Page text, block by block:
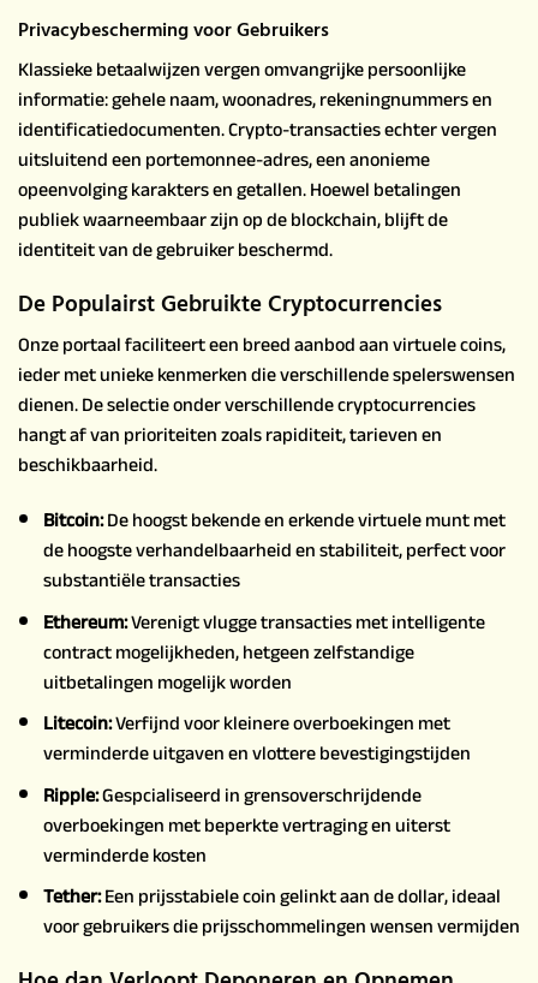
Privacybescherming voor Gebruikers
Klassieke betaalwijzen vergen omvangrijke persoonlijke
informatie: gehele naam, woonadres, rekeningnummers en
identificatiedocumenten. Crypto-transacties echter vergen
uitsluitend een portemonnee-adres, een anonieme
opeenvolging karakters en getallen. Hoewel betalingen
publiek waarneembaar zijn op de blockchain, blijft de
identiteit van de gebruiker beschermd.
De Populairst Gebruikte Cryptocurrencies
Onze portaal faciliteert een breed aanbod aan virtuele coins,
ieder met unieke kenmerken die verschillende spelerswensen
dienen. De selectie onder verschillende cryptocurrencies
hangt af van prioriteiten zoals rapiditeit, tarieven en
beschikbaarheid.
Bitcoin:De hoogst bekende en erkende virtuele munt met
de hoogste verhandelbaarheid en stabiliteit, perfect voor
substantiële transacties
Ethereum:Verenigt vlugge transacties met intelligente
contract mogelijkheden, hetgeen zelfstandige
uitbetalingen mogelijk worden
Litecoin:Verfijnd voor kleinere overboekingen met
verminderde uitgaven en vlottere bevestigingstijden
Ripple:Gespcialiseerd in grensoverschrijdende
overboekingen met beperkte vertraging en uiterst
verminderde kosten
Tether:Een prijsstabiele coin gelinkt aan de dollar, ideaal
voor gebruikers die prijsschommelingen wensen vermijden